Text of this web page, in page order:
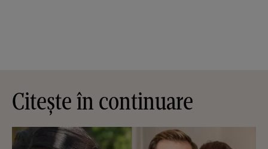
Citește în continuare